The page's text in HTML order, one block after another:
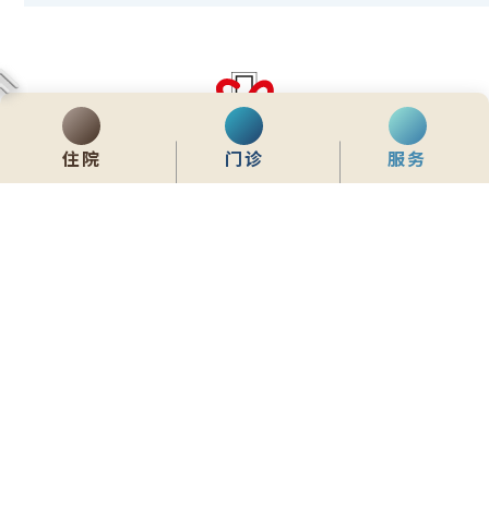
住院 门诊 服务
齊服務 展關懷
We Serve & We Care